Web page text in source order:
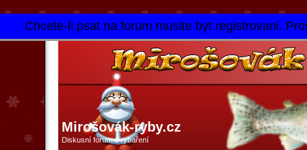
Chcete-li psat na forum musite byt registrovani.
Mirošovák-ryby.cz
Diskusní fórum o rybaření